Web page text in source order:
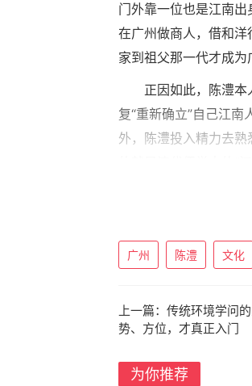
门外靠一位也是江南
在广州做商人，借和
家到祖父那一代才成为
正因如此，陈澧本
复“重新确立”自己江
外，陈澧投入精力去熟
澧）是控制着书院生
两个世界，然而他注
这就引出了关于陈
大病一场，病愈后写
清思想史的关键节点：
方都进行了重塑，但
广州 陈澧 文化
上一篇： 传统环境学问
势、方位，才真正入门
为你推荐